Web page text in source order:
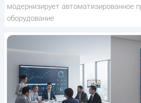
модернизирует автоматизированное
оборудование